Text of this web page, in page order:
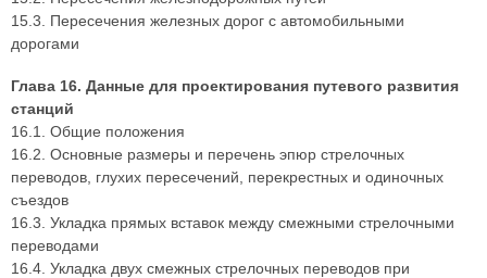
15.3. Пересечения железных дорог с автомобильными
дорогами
Глава 16. Данные для проектирования путевого развития
станций
16.1. Общие положения
16.2. Основные размеры и перечень эпюр стрелочных
переводов, глухих пересечений, перекрестных и одиночных
съездов
16.3. Укладка прямых вставок между смежными стрелочными
переводами
16.4. Укладка двух смежных стрелочных переводов при